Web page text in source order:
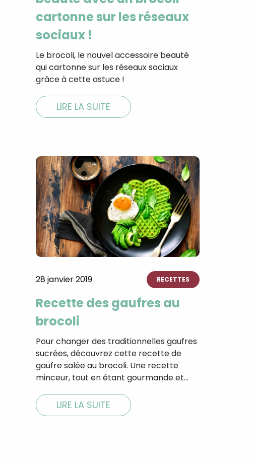
cartonne sur les réseaux
sociaux !
Le brocoli, le nouvel accessoire beauté
qui cartonne sur les réseaux sociaux
grâce à cette astuce !
LIRE LA SUITE
28 janvier 2019 RECETTES
Recette des gaufres au
brocoli
Pour changer des traditionnelles gaufres
sucrées, découvrez cette recette de
gaufre salée au brocoli. Une recette
minceur, tout en étant gourmande et…
LIRE LA SUITE
180
CROQ
de
Nous
les courriels,
ainsi que
que vous
ces traceurs,
Players pour vous